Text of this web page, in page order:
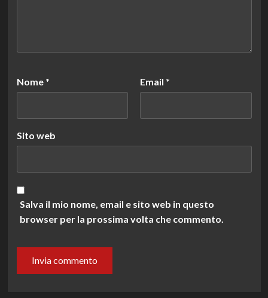
Nome * Email *
Sito web
Salva il mio nome, email e sito web in questo
browser per la prossima volta che commento.